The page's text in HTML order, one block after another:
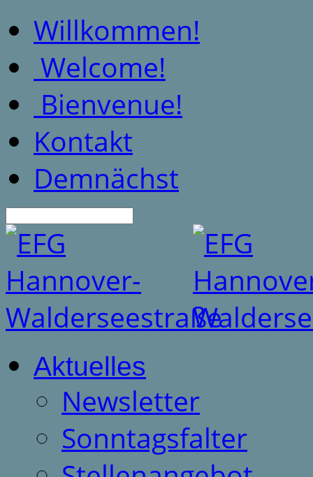
Willkommen!
Welcome!
Bienvenue!
Kontakt
Demnächst
Aktuelles
Newsletter
Sonntagsfalter